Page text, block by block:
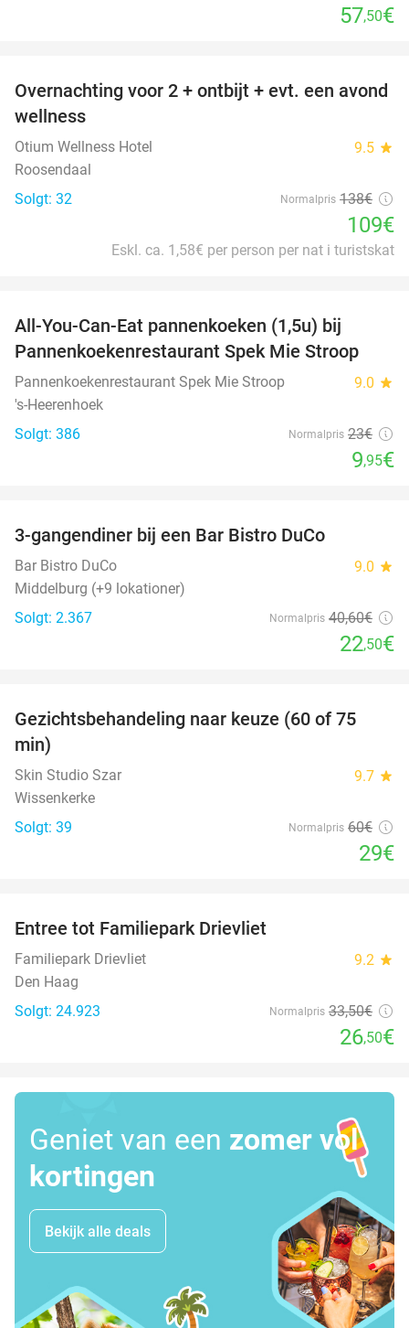
57,50€
21%
Overnachting voor 2 + ontbijt + evt. een avond
wellness
Otium Wellness Hotel 9.5 star
Roosendaal
Solgt: 32
Normalpris 138€
109€
Eskl. ca. 1,58€ per person per nat i turistskat
All-You-Can-Eat pannenkoeken (1,5u) bij
Pannenkoekenrestaurant Spek Mie Stroop
Pannenkoekenrestaurant Spek Mie Stroop 9.0 star
's-Heerenhoek
Solgt: 386
Normalpris 23€
9,95€
3-gangendiner bij een Bar Bistro DuCo
Bar Bistro DuCo 9.0 star
Middelburg (+9 lokationer)
Solgt: 2.367
Normalpris 40,60€
22,50€
52%
Gezichtsbehandeling naar keuze (60 of 75
min)
Skin Studio Szar 9.7 star
Wissenkerke
Solgt: 39
Normalpris 60€
29€
Entree tot Familiepark Drievliet
Familiepark Drievliet 9.2 star
Den Haag
Solgt: 24.923
Normalpris 33,50€
26,50€
Geniet van een zomer vol
kortingen
Bekijk alle deals